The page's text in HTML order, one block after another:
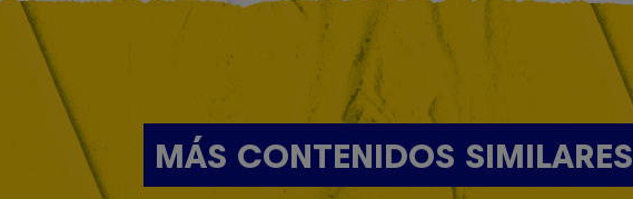
MÁS CONTENIDOS SIMILARES